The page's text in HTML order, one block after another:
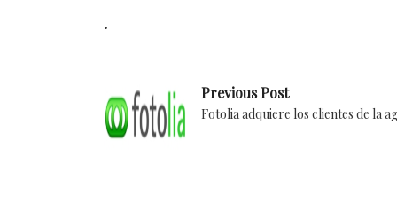
.
Previous Post
Fotolia adquiere los clientes de la